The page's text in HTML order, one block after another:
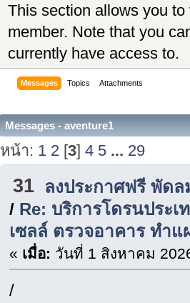
This section allows you
member. Note that you
currently have access to.
Messages Topics Attachments
Messages - aventure1
หน้า: 1 2 [3]4 5 ... 29
31 ลงประกาศฟรี พัด
/ Re: บริการโดรนประเ
เซลล์ ตรวจอาคาร ทำแ
« เมื่อ: วันที่ 1 สิงหาคม
/